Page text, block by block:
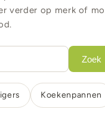
verder op merk of
Zoek
Koekenpannen